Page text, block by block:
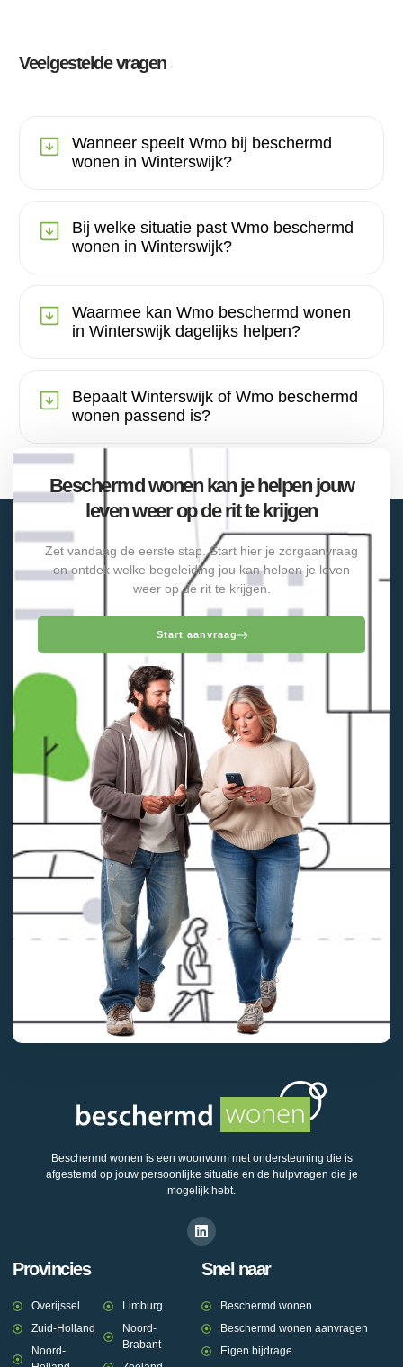
Veelgestelde vragen
Wanneer speelt Wmo bij beschermd
wonen in Winterswijk?
Bij welke situatie past Wmo beschermd
wonen in Winterswijk?
Waarmee kan Wmo beschermd wonen
in Winterswijk dagelijks helpen?
Bepaalt Winterswijk of Wmo beschermd
wonen passend is?
Beschermd wonen kan je helpen jouw
leven weer op de rit te krijgen
Zet vandaag de eerste stap. Start hier je zorgaanvraag
en ontdek welke begeleiding jou kan helpen je leven
weer op de rit te krijgen.
Start aanvraag
Beschermd wonen is een woonvorm met ondersteuning die is
afgestemd op jouw persoonlijke situatie en de hulpvragen die je
mogelijk hebt.
Provincies
Overijssel
Zuid-Holland
Noord-
Limburg
Noord-
Brabant
Snel naar
Beschermd wonen
Beschermd wonen aanvragen
Eigen bijdrage